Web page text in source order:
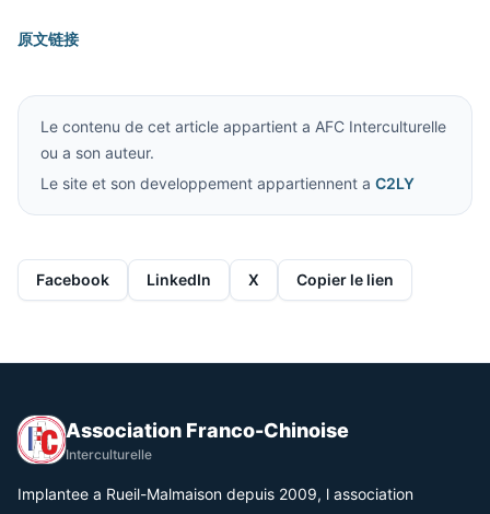
原文链接
Le contenu de cet article appartient a AFC Interculturelle
ou a son auteur.
Le site et son developpement appartiennent a C2LY
Facebook LinkedIn X Copier le lien
Association Franco-Chinoise
Interculturelle
Implantee a Rueil-Malmaison depuis 2009, l association